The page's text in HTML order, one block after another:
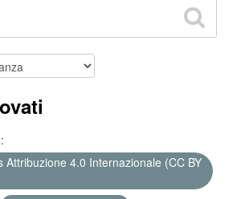
Attribuzione 4.0 Internazionale (CC BY